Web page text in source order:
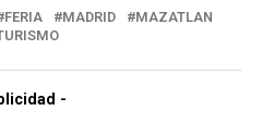
FERIA MADRID
MAZATLAN
-